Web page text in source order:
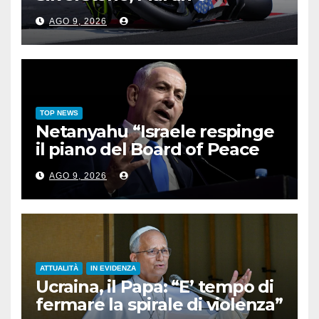
Bezzecchi sul podio
AGO 9, 2026
TOP NEWS
Netanyahu “Israele respinge
il piano del Board of Peace
per Gaza”
AGO 9, 2026
ATTUALITÀ IN EVIDENZA
Ucraina, il Papa: “E’ tempo di
fermare la spirale di violenza”